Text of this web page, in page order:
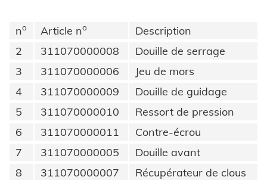
Construction de véhicules
Biens de consommation
ingénierie mécanique
Énergie renouvelable
E-Mobility
Certificats et documents
Chercher
Contact
Mentions légales
no Article no
Description
2
311070000008
Douille de serrage
3
311070000006
Jeu de mors
4
311070000009
Douille de guidage
5
311070000010
Ressort de pression
6
311070000011
Contre-écrou
7
311070000005
Douille avant
8
311070000007 Récupérateur de clous